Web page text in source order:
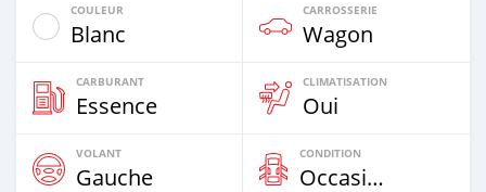
COULEUR
Blanc
CARROSSERIE
Wagon
CARBURANT
Essence
CLIMATISATION
Oui
VOLANT
Gauche
CONDITION
Occasion